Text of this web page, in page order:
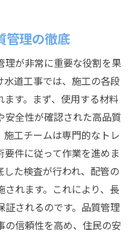
管理の徹底
理が非常に重要な役割を果
道工事では、施工の各段
す。まず、使用する材料
安全性が確認された高品質
工チームは専門的なトレ
件に従って作業を進めま
た検査が行われ、配管の
れます。これにより、長
されるのです。品質管理
の信頼性を高め、住民の安